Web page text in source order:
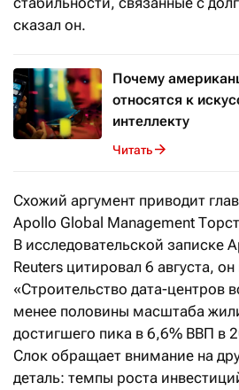
сказал он.
Почему
относятся к
интеллекту
Читать
Схожий аргумент приводит
Apollo Global Management
В исследовательской записке
Reuters цитировал 6 августа,
«Строительство дата-центров
менее половины масштаба
достигшего пика в 6,6% ВВП в
Слок обращает внимание на
деталь: темпы роста